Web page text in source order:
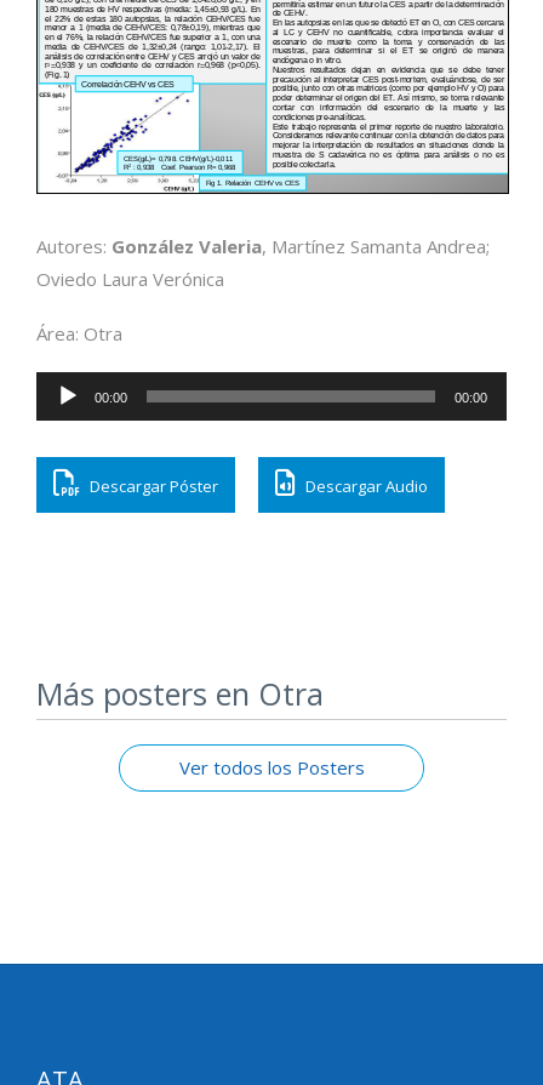
Autores: González Valeria, Martínez Samanta Andrea;
Oviedo Laura Verónica
Área: Otra
Reproductor
de
audio
00:00 00:00
Descargar Póster Descargar Audio
Más posters en Otra
Ver todos los Posters